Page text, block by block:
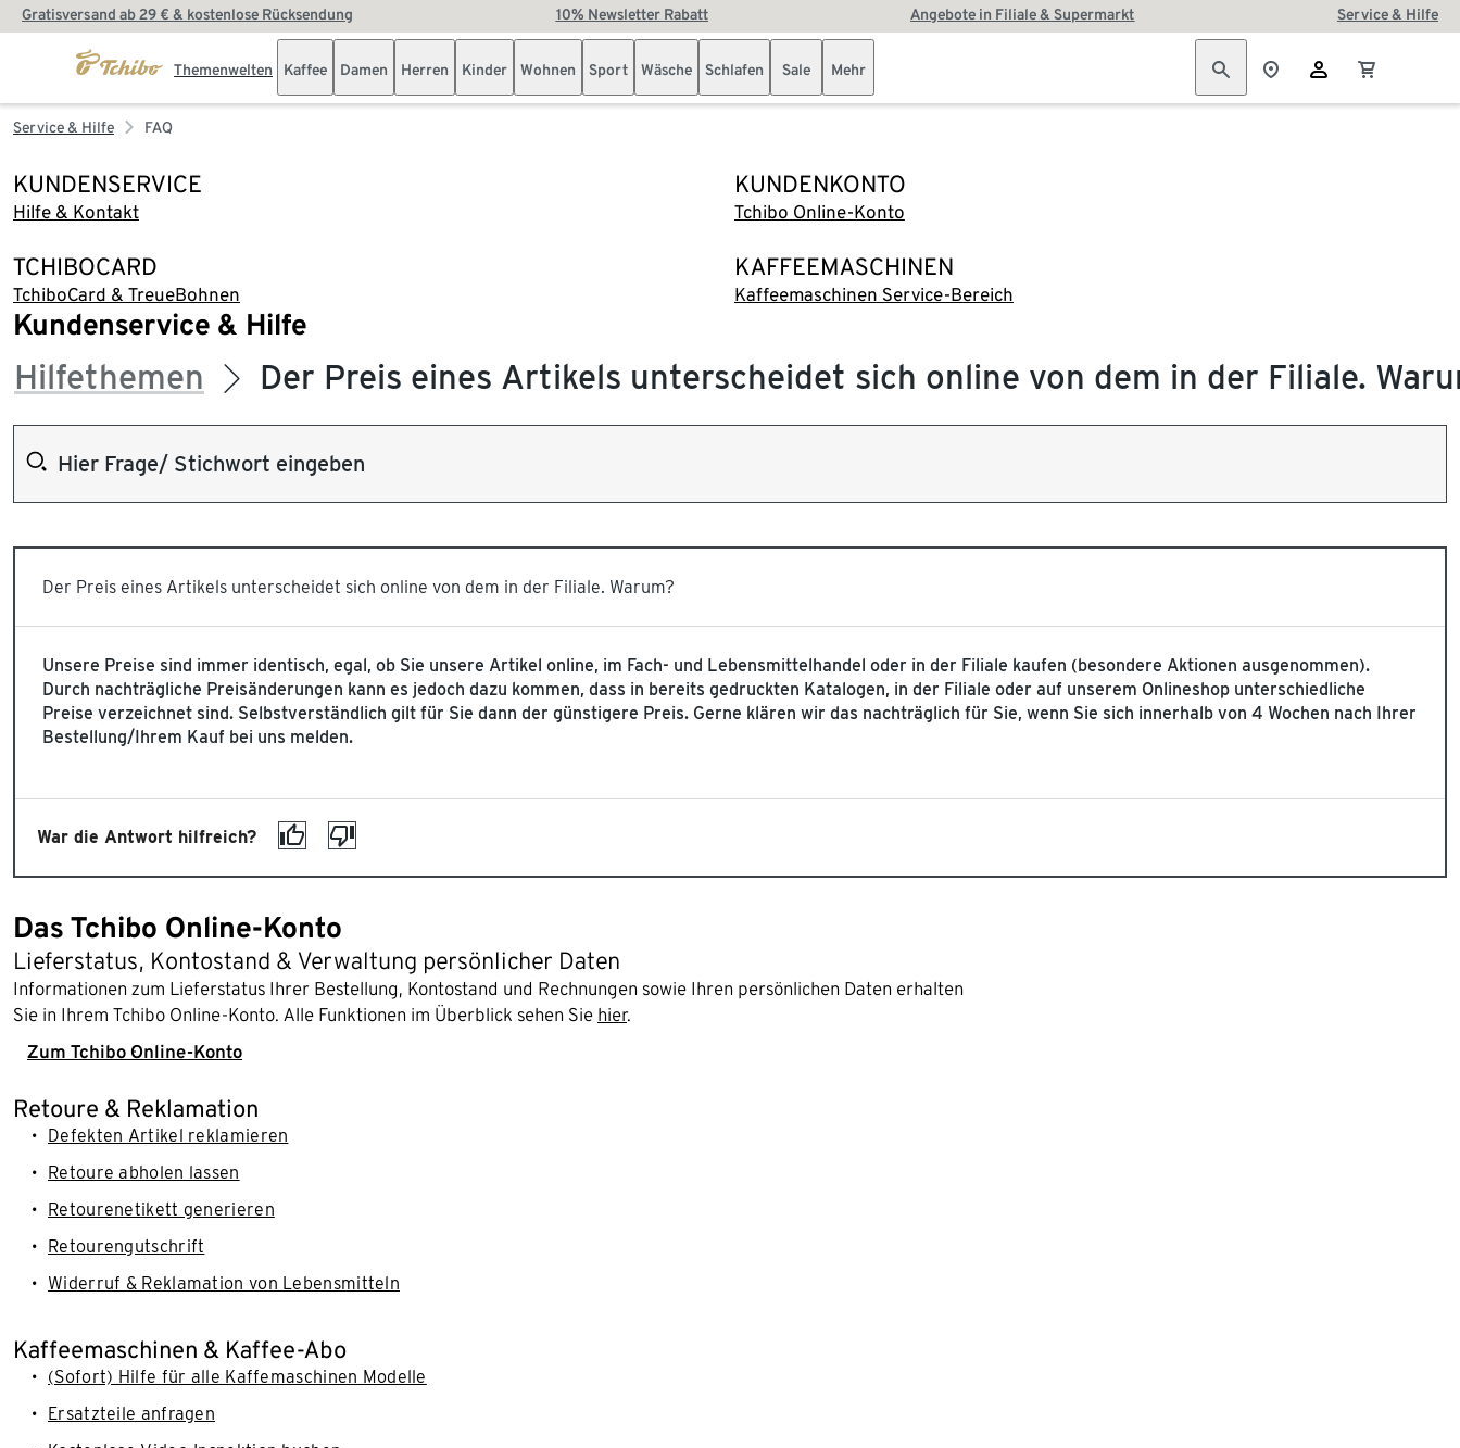
Gratisversand ab 29 € & kostenlose Rücksendung 10% Newsletter Rabatt Angebote in Filiale & Supermarkt Service & Hilfe
Themenwelten Kaffee Damen Herren Kinder Wohnen Sport Wäsche Schlafen Sale Mehr
Service & Hilfe FAQ
KUNDENSERVICE
Hilfe & Kontakt
KUNDENKONTO
Tchibo Online-Konto
TCHIBOCARD
TchiboCard & TreueBohnen
KAFFEEMASCHINEN
Kaffeemaschinen Service-Bereich
Kundenservice & Hilfe
Hilfethemen Der Preis eines Artikels unterscheidet sich online von dem in der Filiale.
Der Preis eines Artikels unterscheidet sich online von dem in der Filiale. Warum?
Unsere Preise sind immer identisch, egal, ob Sie unsere Artikel online, im Fach- und Lebensmittelhandel oder in der Filiale kaufen (besondere Aktionen ausgenommen).
Durch nachträgliche Preisänderungen kann es jedoch dazu kommen, dass in bereits gedruckten Katalogen, in der Filiale oder auf unserem Onlineshop unterschiedliche
Preise verzeichnet sind. Selbstverständlich gilt für Sie dann der günstigere Preis. Gerne klären wir das nachträglich für Sie, wenn Sie sich innerhalb von 4 Wochen nach Ihrer
Bestellung/Ihrem Kauf bei uns melden.
War die Antwort hilfreich?
Das Tchibo Online-Konto
Lieferstatus, Kontostand & Verwaltung persönlicher Daten
Informationen zum Lieferstatus Ihrer Bestellung, Kontostand und Rechnungen sowie Ihren persönlichen Daten erhalten
Sie in Ihrem Tchibo Online-Konto. Alle Funktionen im Überblick sehen Sie hier.
Zum Tchibo Online-Konto
Retoure & Reklamation
Defekten Artikel reklamieren
Retoure abholen lassen
Retourenetikett generieren
Retourengutschrift
Widerruf & Reklamation von Lebensmitteln
Kaffeemaschinen & Kaffee-Abo
(Sofort) Hilfe für alle Kaffemaschinen Modelle
Ersatzteile anfragen